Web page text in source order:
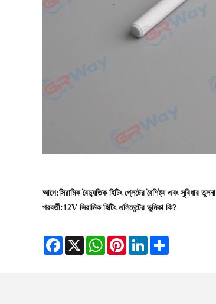
আগে:সিরামিক বৈদ্যুতিক হিটিং প্লেটের বৈশিষ্ট্য এবং সুবিধার তুলনা
পরবর্তী:12V সিরামিক হিটিং এলিমেন্টের ভূমিকা কি?
Facebook
X WhatsAppPinterestLinkedIn